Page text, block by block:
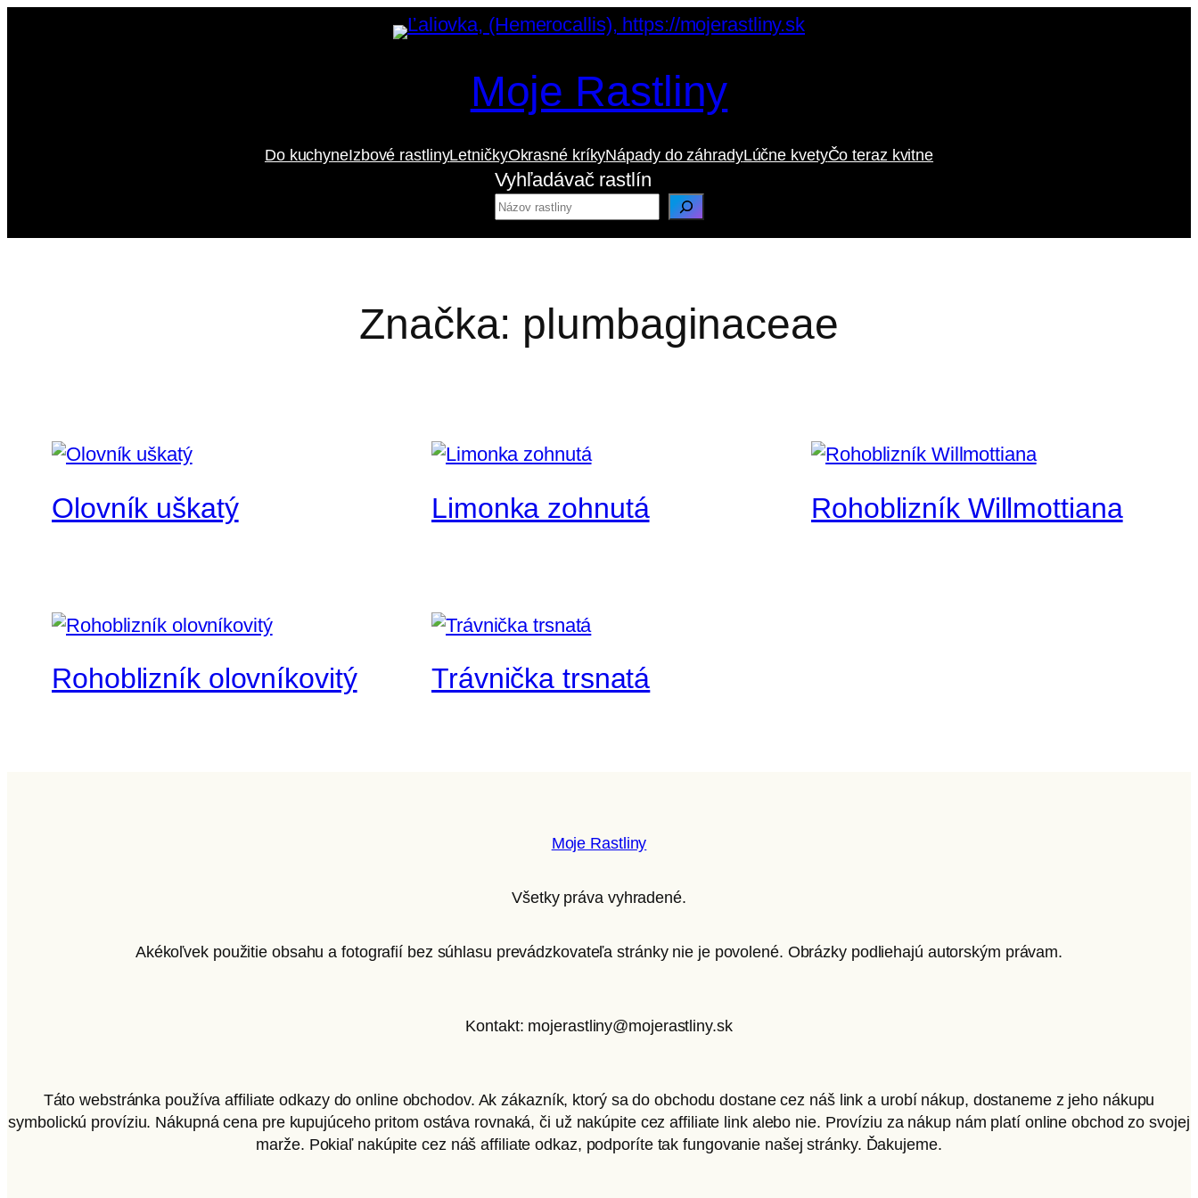
Moje Rastliny
Do kuchyneIzbové rastlinyLetničkyOkrasné kríkyNápady do záhradyLúčne kvetyČo teraz kvitne
Vyhľadávač rastlín
Značka: plumbaginaceae
Olovník uškatý Limonka zohnutá Rohoblizník Willmottiana
Rohoblizník olovníkovitý Trávnička trsnatá
Moje Rastliny
Všetky práva vyhradené.
Akékoľvek použitie obsahu a fotografií bez súhlasu prevádzkovateľa stránky nie je povolené. Obrázky podliehajú autorským právam.
Kontakt: mojerastliny@mojerastliny.sk
Táto webstránka používa affiliate odkazy do online obchodov. Ak zákazník, ktorý sa do obchodu dostane cez náš link a urobí nákup, dostaneme z jeho nákupu
symbolickú províziu. Nákupná cena pre kupujúceho pritom ostáva rovnaká, či už nakúpite cez affiliate link alebo nie. Províziu za nákup nám platí online obchod zo svojej
marže. Pokiaľ nakúpite cez náš affiliate odkaz, podporíte tak fungovanie našej stránky. Ďakujeme.